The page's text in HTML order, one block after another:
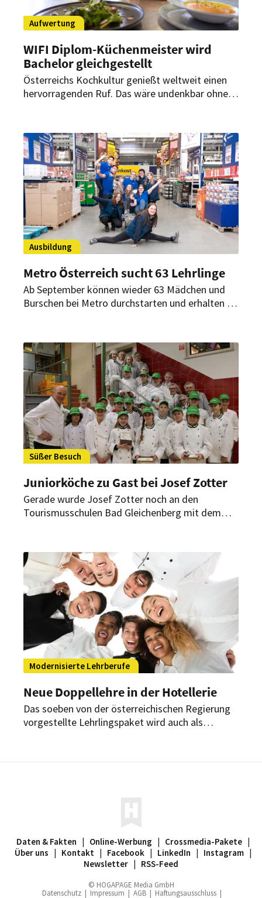
Aufwertung
WIFI Diplom-Küchenmeister wird
Bachelor gleichgestellt
Österreichs Kochkultur genießt weltweit einen
hervorragenden Ruf. Das wäre undenkbar ohne
werden.
Ausbildung
Metro Österreich sucht 63 Lehrlinge
Ab September können wieder 63 Mädchen und
Burschen bei Metro durchstarten und erhalten so
noch.
Süßer Besuch
Juniorköche zu Gast bei Josef Zotter
Gerade wurde Josef Zotter noch an den
Tourismusschulen Bad Gleichenberg mit dem
ihm einen Gegenbesuch abgestattet.
Modernisierte Lehrberufe
Neue Doppellehre in der Hotellerie
Das soeben von der österreichischen Regierung
vorgestellte Lehrlingspaket wird auch als
Daten & Fakten | Online-Werbung | Crossmedia-Pakete |
Über uns | Kontakt | Facebook | LinkedIn | Instagram |
Newsletter | RSS-Feed
© HOGAPAGE Media GmbH
Datenschutz | Impressum | AGB | Haftungsausschluss |